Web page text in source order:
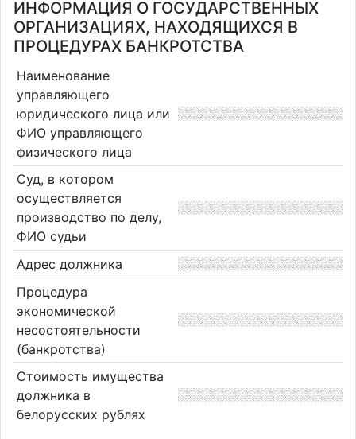
ИНФОРМАЦИЯ О ГОСУДАРСТВЕННЫХ
ОРГАНИЗАЦИЯХ, НАХОДЯЩИХСЯ В
ПРОЦЕДУРАХ БАНКРОТСТВА
Наименование
управляющего
юридического лица или
ФИО управляющего
физического лица
Суд, в котором
осуществляется
производство по делу,
ФИО судьи
Адрес должника
Процедура
экономической
несостоятельности
(банкротства)
Стоимость имущества
должника в
белорусских рублях